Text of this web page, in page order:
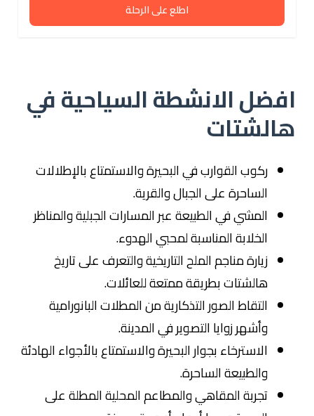
اطلع على الرحلة
افضل الانشطة السياحية في
هالشتات
ركوب القوارب في البحيرة والاستمتاع بالإطلالات
الساحرة على الجبال والقرية.
المشي في الطبيعة عبر المسارات الجبلية والمناظر
الخلابة المناسبة لمحبي الهدوء.
زيارة مناجم الملح التاريخية والتعرف على تاريخ
هالشتات بطريقة ممتعة للعائلات.
التقاط الصور التذكارية من المطلات البانورامية
وأشهر زوايا التصوير في المدينة.
الاسترخاء بجوار البحيرة والاستمتاع بالأجواء الهادئة
والطبيعة الساحرة.
تجربة المقاهي والمطاعم المحلية المطلة على